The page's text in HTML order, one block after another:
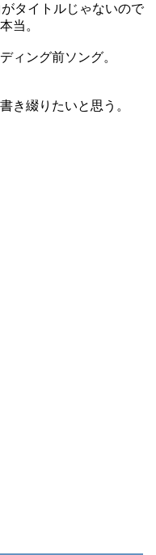
タイトルじゃないので
当。
ィング前ソング。
き綴りたいと思う。